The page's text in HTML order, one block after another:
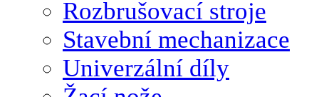
Rozbrušovací stroje
Stavební mechanizace
Univerzální díly